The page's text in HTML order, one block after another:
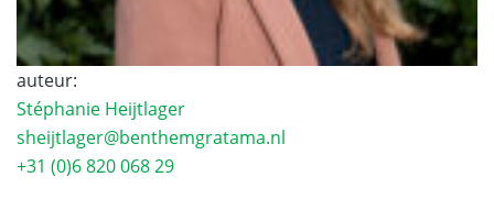
auteur:
Stéphanie Heijtlager
sheijtlager@benthemgratama.nl
+31 (0)6 820 068 29